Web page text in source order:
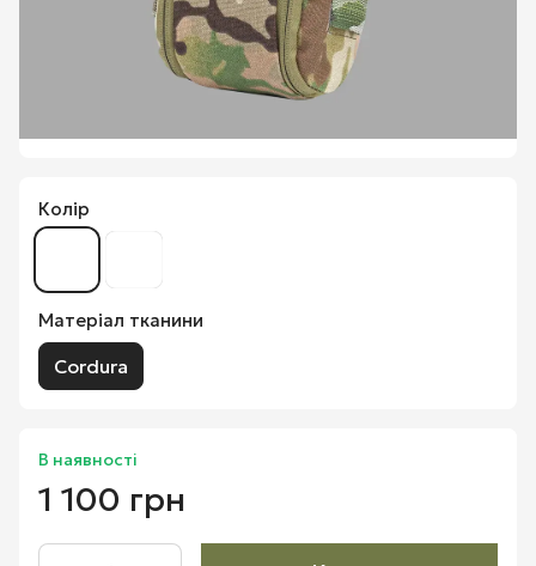
Колір
Матеріал тканини
Cordura
В наявності
1 100 грн